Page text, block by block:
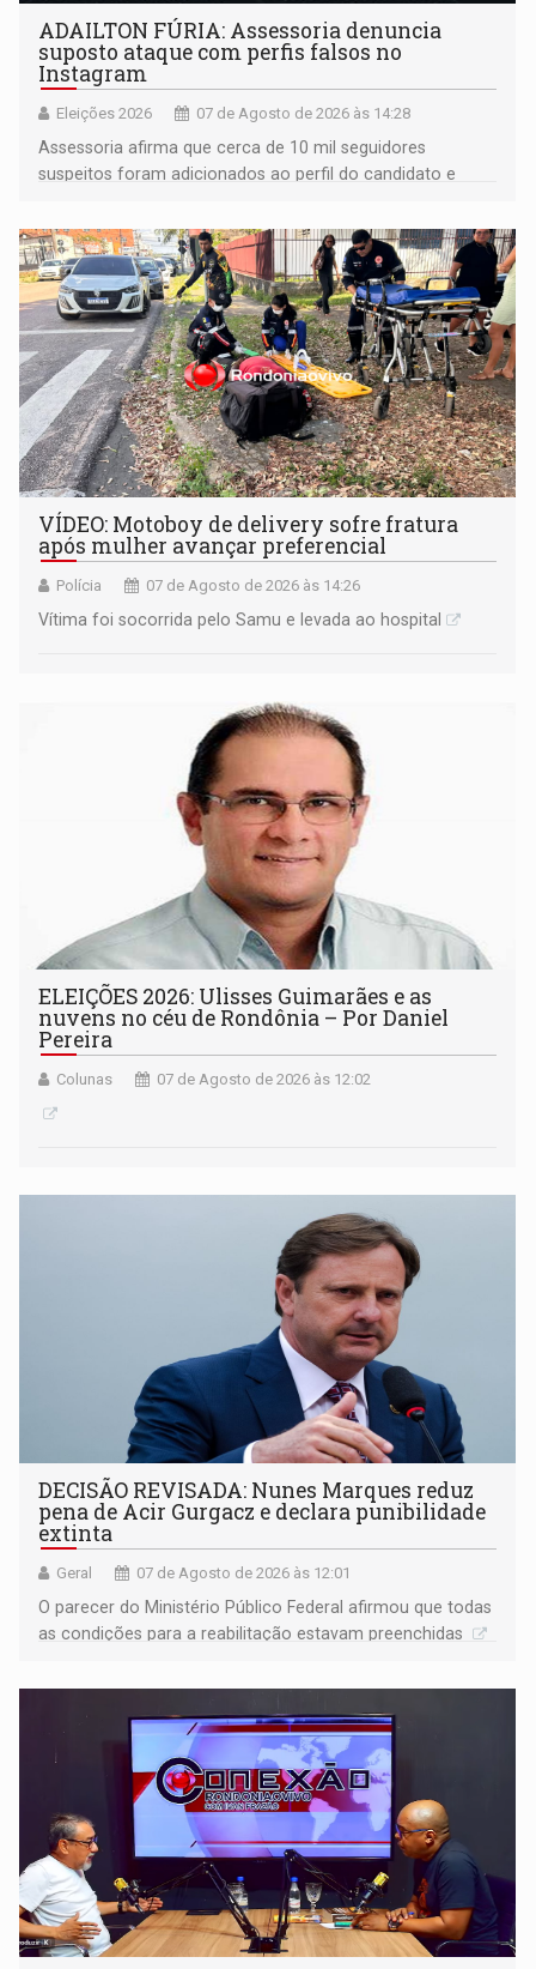
ADAILTON FÚRIA: Assessoria denuncia
suposto ataque com perfis falsos no
Instagram
Eleições 2026 07 de Agosto de 2026 às 14:28
Assessoria afirma que cerca de 10 mil seguidores
suspeitos foram adicionados ao perfil do candidato e
remover as contas
VÍDEO: Motoboy de delivery sofre fratura
após mulher avançar preferencial
Polícia 07 de Agosto de 2026 às 14:26
Vítima foi socorrida pelo Samu e levada ao hospital
ELEIÇÕES 2026: Ulisses Guimarães e as
nuvens no céu de Rondônia – Por Daniel
Pereira
Colunas 07 de Agosto de 2026 às 12:02
DECISÃO REVISADA: Nunes Marques reduz
pena de Acir Gurgacz e declara punibilidade
extinta
Geral 07 de Agosto de 2026 às 12:01
O parecer do Ministério Público Federal afirmou que todas
as condições para a reabilitação estavam preenchidas